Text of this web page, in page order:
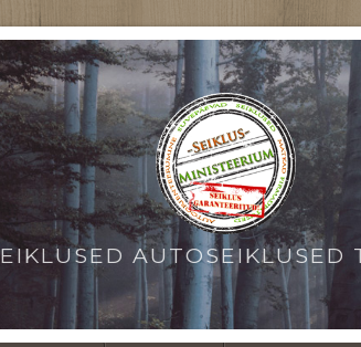
AUTOSEIKLUSED